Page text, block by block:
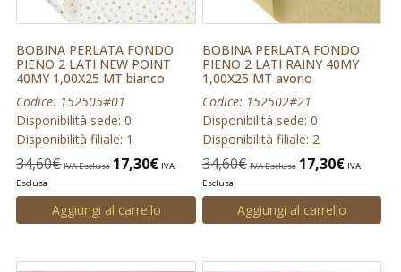
BOBINA PERLATA FONDO
PIENO 2 LATI NEW POINT
40MY 1,00X25 MT bianco
Codice: 152505#01
Disponibilità sede: 0
Disponibilità filiale: 1
34,60€ IVA Esclusa 17,30€ IVA
Esclusa
Aggiungi al carrello
BOBINA PERLATA FONDO
PIENO 2 LATI RAINY 40MY
1,00X25 MT avorio
Codice: 152502#21
Disponibilità sede: 0
Disponibilità filiale: 2
34,60€ IVA Esclusa 17,30€ IVA
Esclusa
Aggiungi al carrello